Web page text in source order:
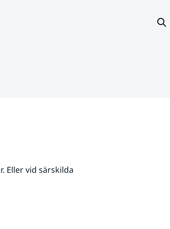
Eller vid särskilda